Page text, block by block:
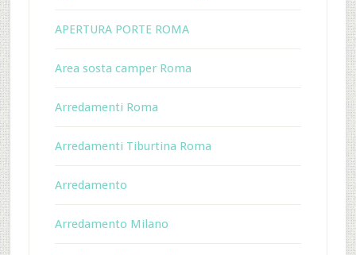
APERTURA PORTE ROMA
Area sosta camper Roma
Arredamenti Roma
Arredamenti Tiburtina Roma
Arredamento
Arredamento Milano